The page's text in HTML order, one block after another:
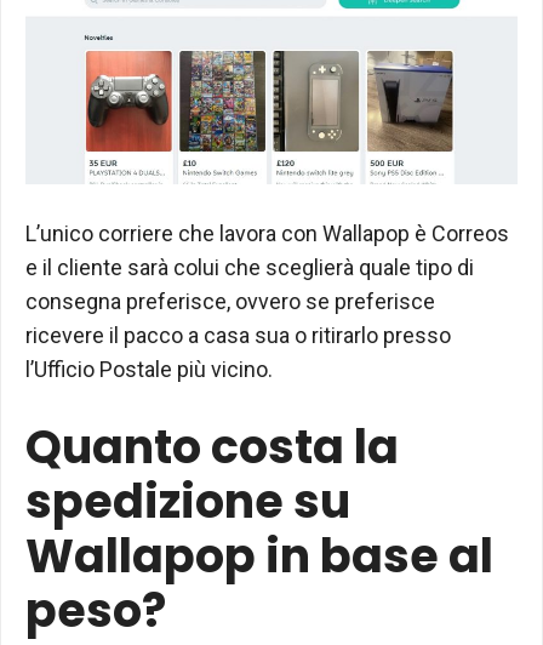
L’unico corriere che lavora con Wallapop è Correos
e il cliente sarà colui che sceglierà quale tipo di
consegna preferisce, ovvero se preferisce
ricevere il pacco a casa sua o ritirarlo presso
l’Ufficio Postale più vicino.
Quanto costa la
spedizione su
Wallapop in base al
peso?